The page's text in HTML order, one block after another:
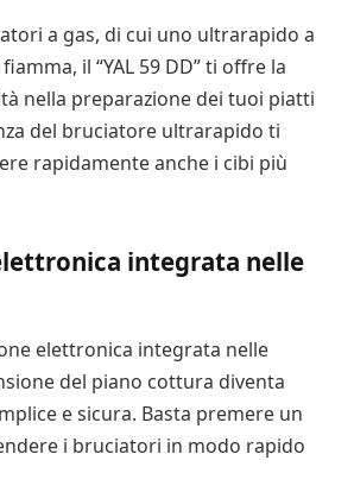
a gas, di cui uno ultrarapido a
il “YAL 59 DD” ti offre la
nella preparazione dei tuoi piatti
del bruciatore ultrarapido ti
rapidamente anche i cibi più
integrata nelle
elettronica integrata nelle
del piano cottura diventa
e sicura. Basta premere un
i bruciatori in modo rapido